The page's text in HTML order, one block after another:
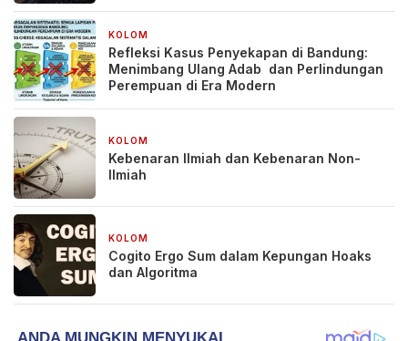
KOLOM
Refleksi Kasus Penyekapan di Bandung:
Menimbang Ulang Adab dan Perlindungan
Perempuan di Era Modern
KOLOM
Kebenaran Ilmiah dan Kebenaran Non-
Ilmiah
KOLOM
Cogito Ergo Sum dalam Kepungan Hoaks
dan Algoritma